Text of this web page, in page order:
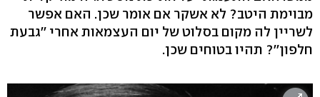
מבוימת היטב? לא אשקר אם אומר שכן. האם אפשר
לשריין לה מקום בסלוט של יום העצמאות אחרי ''גבעת
חלפון''? תהיו בטוחים שכן.